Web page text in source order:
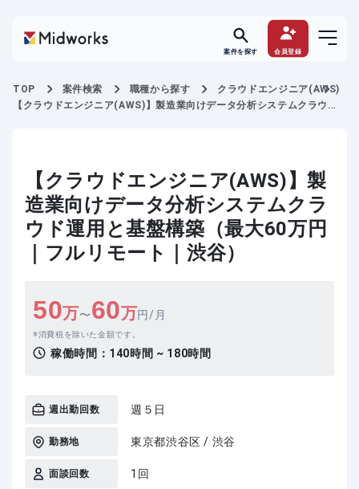
案件を探す 会員登録
TOP 案件検索 職種から探す
クラウドエンジニア(AWS)
【クラウドエンジニア(AWS)】製造業向けデータ分析システムクラウド
【クラウドエンジニア(AWS)】製
造業向けデータ分析システムクラ
ウド運用と基盤構築（最大60万円
｜フルリモート｜渋谷）
50万〜60万円/月
消費税を除いた金額です。
稼働時間： 140時間 ~ 180時間
週出勤回数 週５日
勤務地 東京都渋谷区 / 渋谷
面談回数 1回